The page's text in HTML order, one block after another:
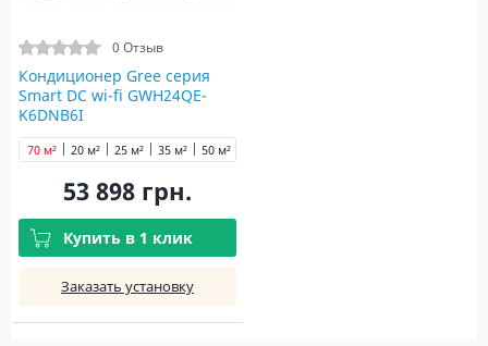
0 Отзыв
Кондиционер Gree серия
Smart DC wi-fi GWH24QE-
K6DNB6I
20 м² 25 м² 35 м² 50 м²
70 м²
53 898 грн.
Купить в 1 клик
Заказать установку